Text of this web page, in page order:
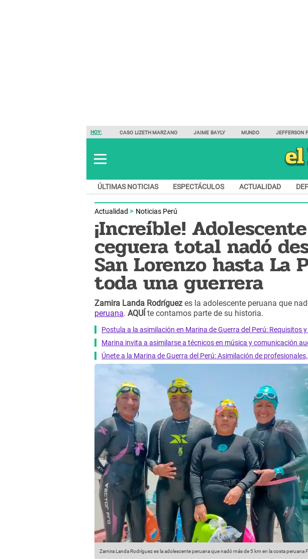
HOY: CASO LIZETH MARZANO JAIME BAYLY MUNDO JEFFERSON
ÚLTIMAS NOTICIAS ESPECTÁCULOS ACTUALIDAD
Actualidad Noticias Perú
¡Increíble!
ceguera total nadó
San Lorenzo hasta La
toda una guerrera
Zamira Landa Rodríguez es la adolescente peruana que
peruana. AQUÍ te contamos parte de su historia.
Postula a la asimilación en Marina de Guerra del Perú: Requisitos
Marina invita a asimilarse a técnicos en música y comunicación
Únete a la Marina de Guerra del Perú: Asimilación de
Zamira Landa Rodríguez es la adolescente peruana que nadó más de 5 km en la costa peruana